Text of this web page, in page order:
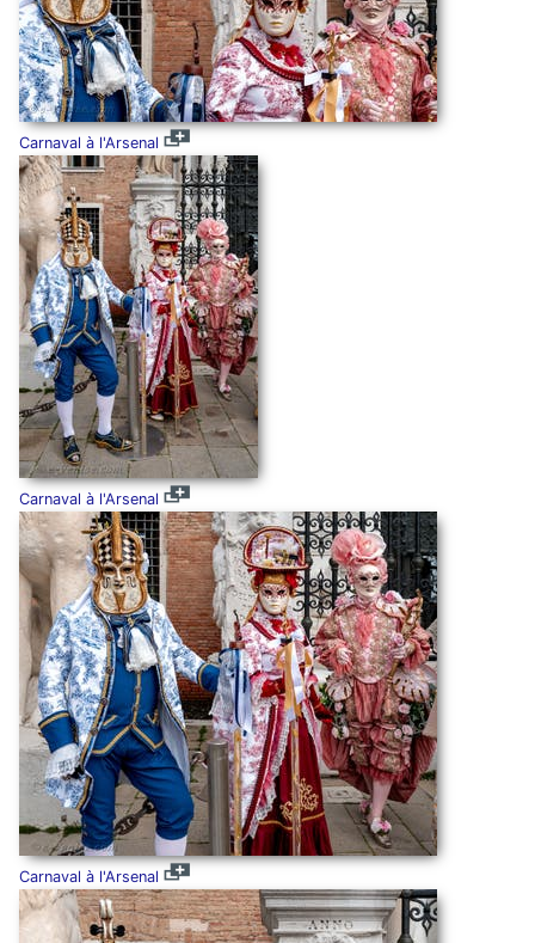
Carnaval à l'Arsenal
Carnaval à l'Arsenal
Carnaval à l'Arsenal